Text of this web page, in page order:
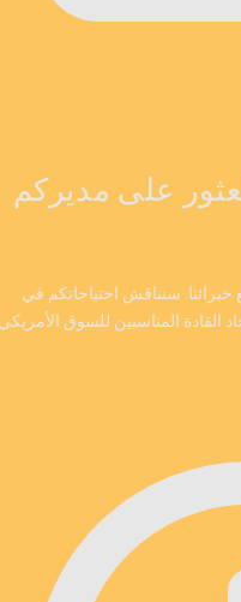
على مديركم
30 دقيقة مع خبرائنا. سنناقش احتياجاتكم في
المناسبين للسوق الأمريكي.